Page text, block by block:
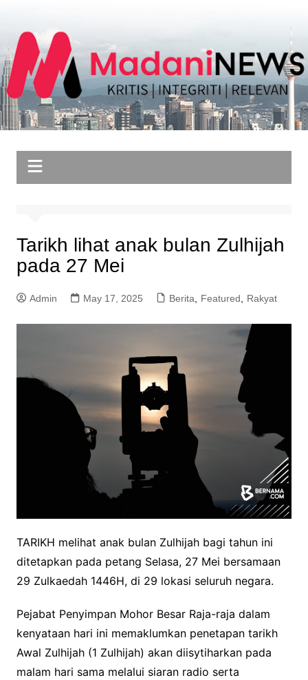
content
Tarikh lihat anak bulan Zulhijah
pada 27 Mei
Admin May 17, 2025 Berita, Featured, Rakyat
TARIKH melihat anak bulan Zulhijah bagi tahun ini
ditetapkan pada petang Selasa, 27 Mei bersamaan
29 Zulkaedah 1446H, di 29 lokasi seluruh negara.
Pejabat Penyimpan Mohor Besar Raja-raja dalam
kenyataan hari ini memaklumkan penetapan tarikh
Awal Zulhijah (1 Zulhijah) akan diisytiharkan pada
malam hari sama melalui siaran radio serta